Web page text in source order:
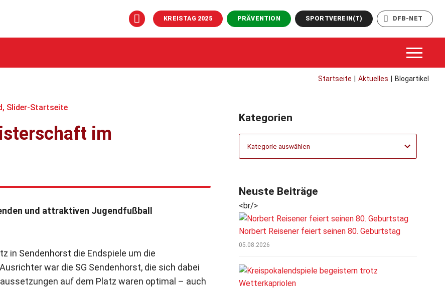
KREISTAG 2025 PRÄVENTION SPORTVEREIN(T) DFB-NET
Startseite Aktuelles Blogartikel
, Slider-Startseite
im
und attraktiven Jugendfußball
in Sendenhorst die Endspiele um die
war die SG Sendenhorst, die sich dabei
auf dem Platz waren optimal – auch
Kategorien
Neuste Beiträge
<br/>
Norbert Reisener feiert seinen 80. Geburtstag
05.08.2026